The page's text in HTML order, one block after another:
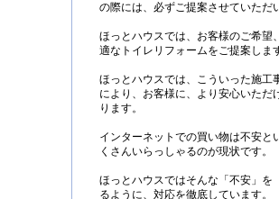
の際には、必ずご提案させていただ
ほっとハウスでは、お客様のご希望
適なトイレリフォームをご提案しま
ほっとハウスでは、こういった施工
により、お客様に、より安心いただ
ります。
インターネットでの買い物は不安と
くさんいらっしゃるのが現状です。
ほっとハウスではそんな「不安」を
るように、対応を徹底しています。